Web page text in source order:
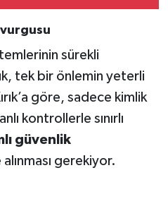
sürekli
tek bir önlemin yeterli
göre, sadece kimlik
kontrollerle sınırlı
güvenlik
gerekiyor.